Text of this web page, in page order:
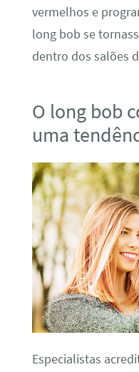
vermelhos e
long bob se
dentro dos salões
O long bob
uma
Especialistas